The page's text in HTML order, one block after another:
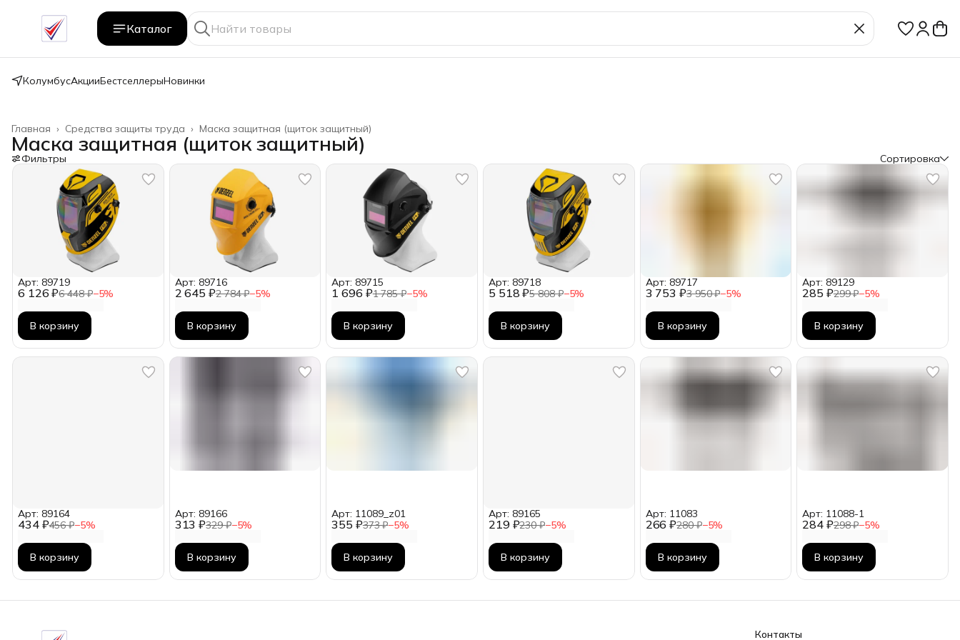
Каталог
КолумбусАкцииБестселлерыНовинки
Маска защитная (щиток защитный)
Средства защиты труда ›
Главная ›
Маска защитная (щиток защитный)
Фильтры Сортировка
6 126 ₽6 448 ₽−5%
Арт: 89719
В корзину
2 645 ₽2 784 ₽−5%
Арт: 89716
В корзину
1 696 ₽1 785 ₽−5%
Арт: 89715
В корзину
5 518 ₽5 808 ₽−5%
Арт: 89718
В корзину
3 753 ₽3 950 ₽−5%
Арт: 89717
В корзину
285 ₽299 ₽−5%
Арт: 89129
В корзину
434 ₽456 ₽−5%
Арт: 89164
В корзину
313 ₽329 ₽−5%
Арт: 89166
В корзину
355 ₽373 ₽−5%
Арт: 11089_z01
В корзину
219 ₽230 ₽−5%
Арт: 89165
В корзину
266 ₽280 ₽−5%
Арт: 11083
В корзину
284 ₽298 ₽−5%
Арт: 11088-1
В корзину
Контакты